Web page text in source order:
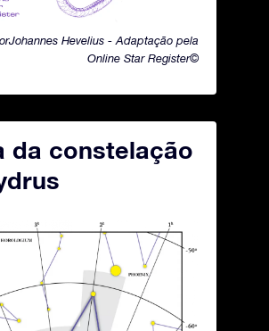
Hevelius - Adaptação pela
Online Star Register©
da constelação